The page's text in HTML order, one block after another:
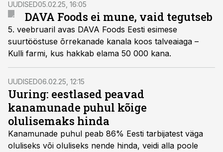
UUDISED05.02.25, 16:05
DAVA Foods ei mune, vaid tegutseb
5. veebruaril avas DAVA Foods Eesti esimese
suurtööstuse õrrekanade kanala koos talveaiaga –
Kulli farmi, kus hakkab elama 50 000 kana.
UUDISED06.02.25, 12:15
Uuring: eestlased peavad
kanamunade puhul kõige
olulisemaks hinda
Kanamunade puhul peab 86% Eesti tarbijatest väga
oluliseks või oluliseks nende hinda, veidi alla poole